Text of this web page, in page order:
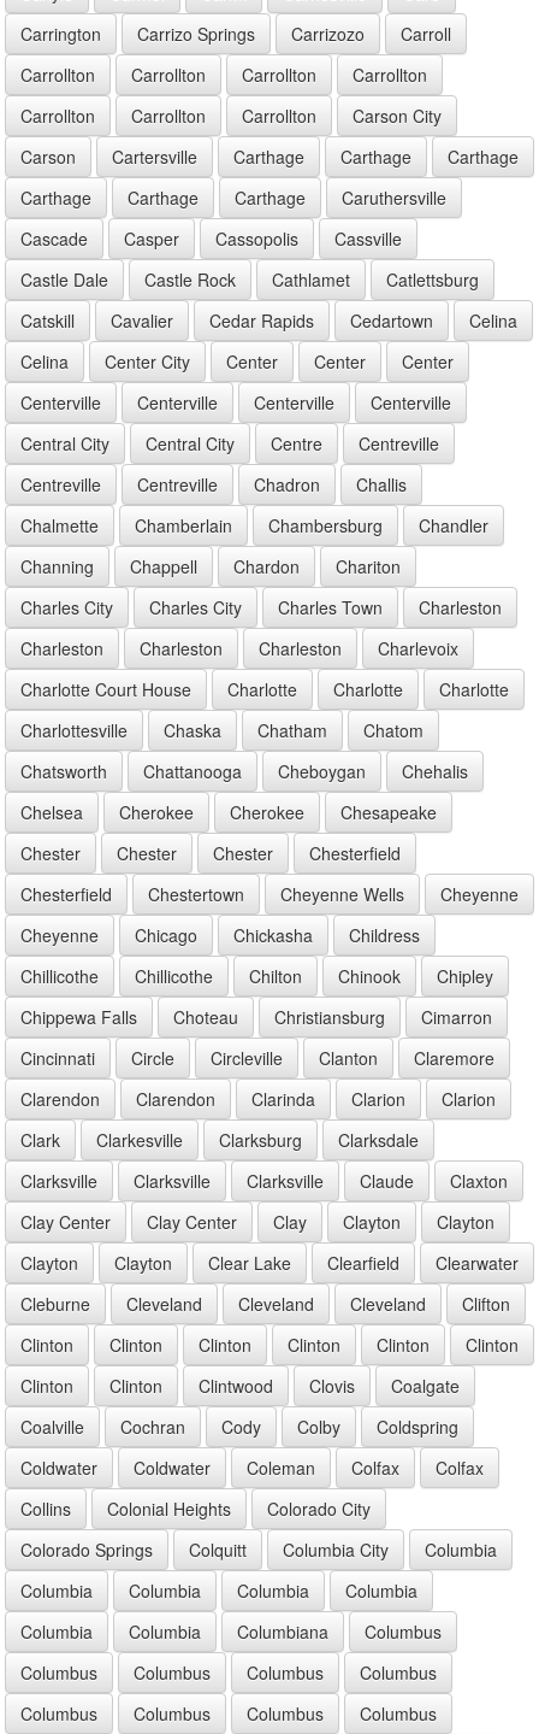
Carrington
Carrizo Springs Carrizozo
Carroll
Carrollton
Carrollton Carrollton
Carrollton
Carrollton
Carrollton Carrollton
Carson City
Carson
Cartersville Carthage Carthage
Carthage
Carthage
Carthage Carthage
Caruthersville
Cascade
Casper Cassopolis
Cassville
Castle Dale
Castle Rock Cathlamet
Catlettsburg
Catskill
Cavalier Cedar Rapids Cedartown
Celina
Celina
Center City Center Center
Center
Centerville
Centerville Centerville
Centerville
Central City
Central City Centre
Centreville
Centreville
Centreville Chadron
Challis
Chalmette
Chamberlain Chambersburg
Chandler
Channing
Chappell Chardon
Chariton
Charles City
Charles City Charles Town
Charleston
Charleston
Charleston Charleston
Charlevoix
Charlotte Court House
Charlotte Charlotte
Charlotte
Charlottesville
Chaska Chatham
Chatom
Chatsworth
Chattanooga Cheboygan
Chehalis
Chelsea
Cherokee Cherokee
Chesapeake
Chester
Chester Chester
Chesterfield
Chesterfield
Chestertown Cheyenne Wells
Cheyenne
Cheyenne
Chicago Chickasha
Childress
Chillicothe
Chillicothe Chilton Chinook
Chipley
Chippewa Falls
Choteau Christiansburg
Cimarron
Cincinnati
Circle Circleville Clanton
Claremore
Clarendon
Clarendon Clarinda Clarion
Clarion
Clark
Clarkesville Clarksburg
Clarksdale
Clarksville
Clarksville Clarksville Claude
Claxton
Clay Center
Clay Center Clay Clayton
Clayton
Clayton
Clayton Clear Lake Clearfield
Clearwater
Cleburne
Cleveland Cleveland Cleveland
Clifton
Clinton
Clinton Clinton Clinton Clinton
Clinton
Clinton
Clinton Clintwood Clovis
Coalgate
Coalville
Cochran Cody Colby
Coldspring
Coldwater
Coldwater Coleman Colfax
Colfax
Collins
Colonial Heights
Colorado City
Colorado Springs
Colquitt Columbia City
Columbia
Columbia
Columbia Columbia
Columbia
Columbia
Columbia Columbiana
Columbus
Columbus
Columbus Columbus
Columbus
Columbus
Columbus Columbus
Columbus